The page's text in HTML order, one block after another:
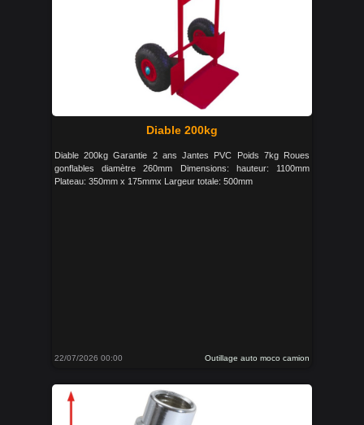
Diable 200kg
Diable 200kg Garantie 2 ans Jantes PVC Poids 7kg Roues
gonflables diamètre 260mm Dimensions: hauteur: 1100mm
Plateau: 350mm x 175mmx Largeur totale: 500mm
22/07/2026 00:00 Outillage auto moco camion